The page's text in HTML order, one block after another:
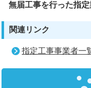
無届工事を行った指
関連リンク
指定工事事業者一